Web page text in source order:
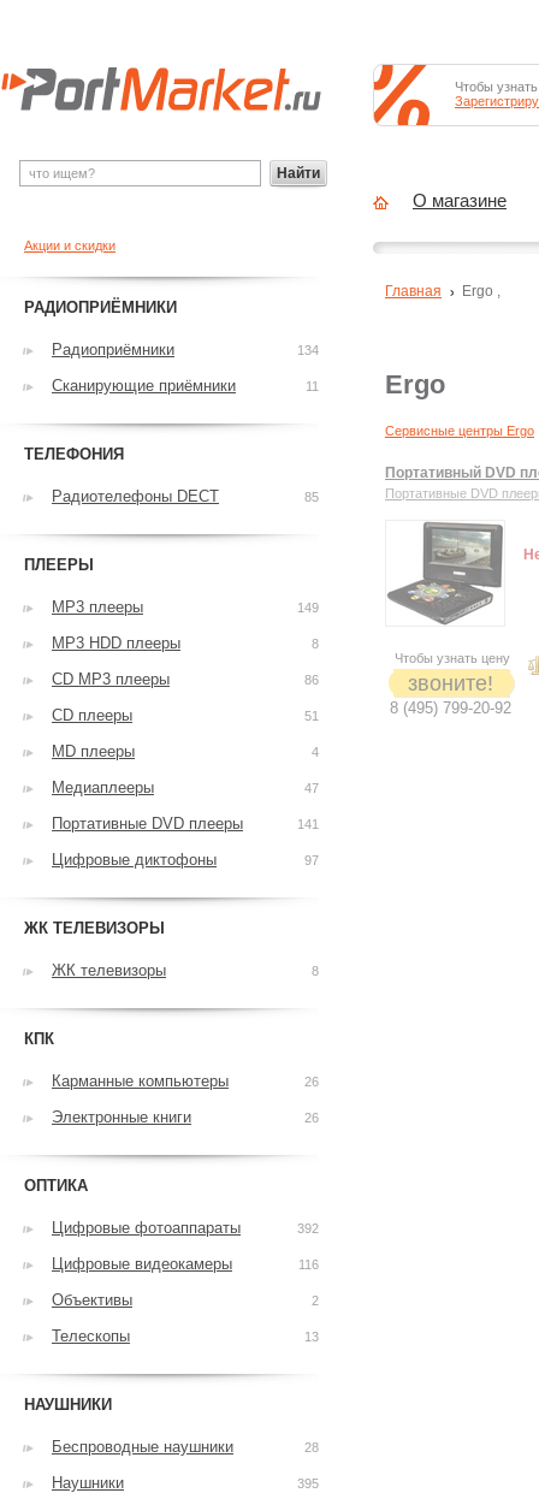
Ergo
Сервисные центры Ergo
Портативный DVD
Портативные DVD
Чтобы узнать цену
звоните!
8 (495) 799-20-92
Главная Ergo ,
Акции и скидки
РАДИОПРИЁМНИКИ
Радиоприёмники 134
Сканирующие приёмники 11
ТЕЛЕФОНИЯ
Радиотелефоны DECT 85
ПЛЕЕРЫ
MP3 плееры 149
MP3 HDD плееры 8
CD MP3 плееры 86
CD плееры 51
MD плееры 4
Медиаплееры 47
Портативные DVD плееры 141
Цифровые диктофоны 97
ЖК ТЕЛЕВИЗОРЫ
ЖК телевизоры 8
КПК
Карманные компьютеры 26
Электронные книги 26
ОПТИКА
Цифровые фотоаппараты 392
Цифровые видеокамеры 116
Объективы 2
Телескопы 13
НАУШНИКИ
Беспроводные наушники 28
Наушники 395
Найти
Чтобы
О магазине